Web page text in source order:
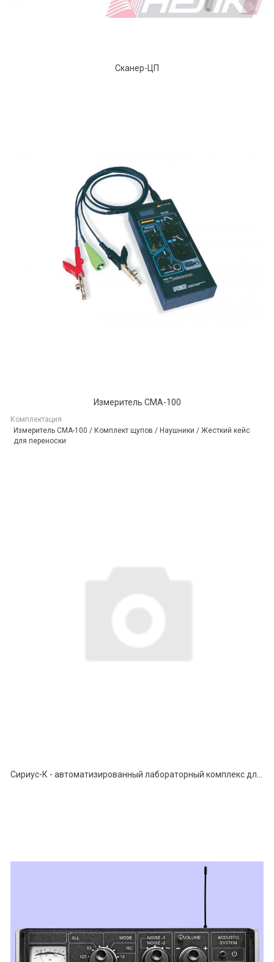
Сканер-ЦП
Измеритель CMA-100
Комплектация
Измеритель CMA-100 / Комплект щупов / Наушники / Жесткий кейс
для переноски